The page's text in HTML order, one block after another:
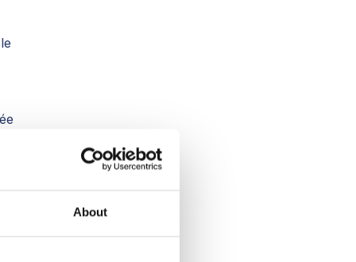
About